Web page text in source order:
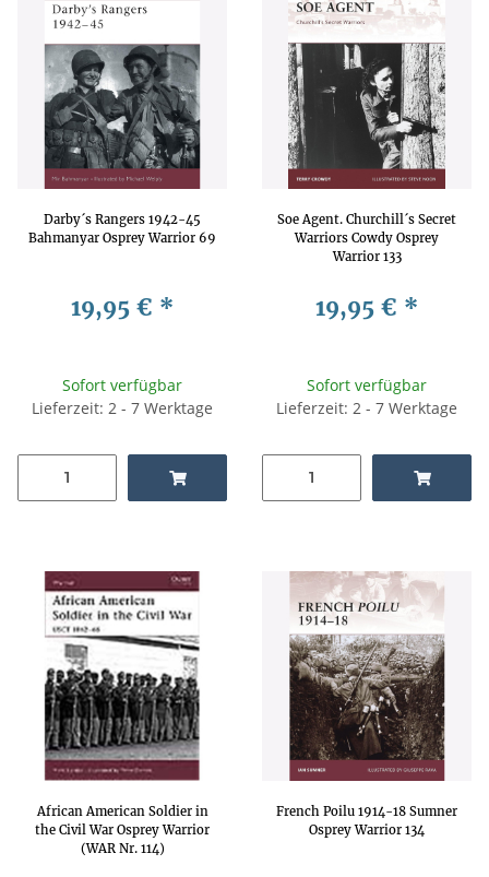
Darby´s Rangers 1942-45
Bahmanyar Osprey Warrior 69
19,95 € *
Sofort verfügbar
Lieferzeit: 2 - 7 Werktage
Soe Agent. Churchill´s Secret
Warriors Cowdy Osprey
Warrior 133
19,95 € *
Sofort verfügbar
Lieferzeit: 2 - 7 Werktage
African American Soldier in
the Civil War Osprey Warrior
(WAR Nr. 114)
French Poilu 1914-18 Sumner
Osprey Warrior 134